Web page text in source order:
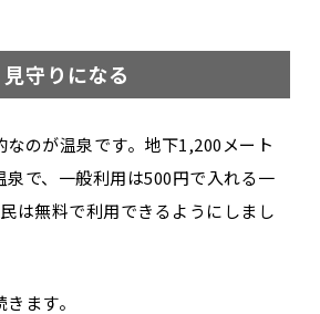
守りになる
のが温泉です。地下1,200メート
泉で、一般利用は500円で入れる一
は無料で利用できるようにしまし
ます。